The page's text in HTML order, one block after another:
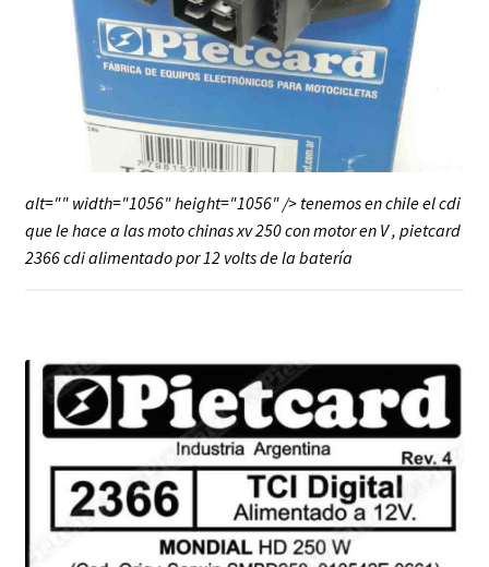
alt="" width="1056" height="1056" /> tenemos en chile el cdi
que le hace a las moto chinas xv 250 con motor en V , pietcard
2366 cdi alimentado por 12 volts de la batería